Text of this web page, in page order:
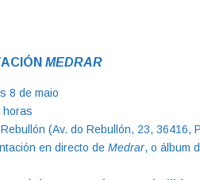
MEDRAR
8 de maio
horas
(Av. do Rebullón, 23, 36416,
en directo deMedrar, o álbum